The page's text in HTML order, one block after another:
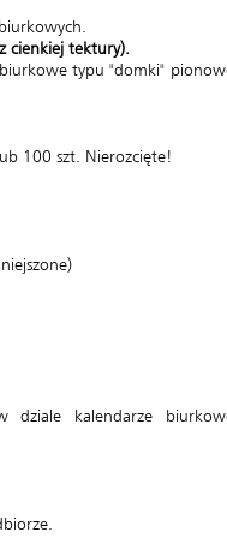
cienkiej tektury).
typu "domki"
100 szt. Nierozcięte!
dziale kalendarze